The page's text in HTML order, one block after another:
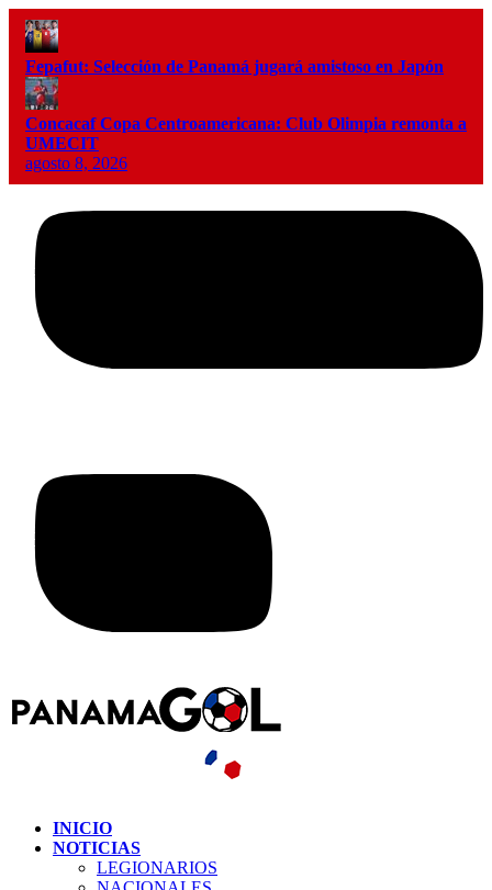
Fepafut: Selección de Panamá jugará amistoso en Japón
Concacaf Copa Centroamericana: Club Olimpia remonta a
UMECIT
agosto 8, 2026
INICIO
NOTICIAS
LEGIONARIOS